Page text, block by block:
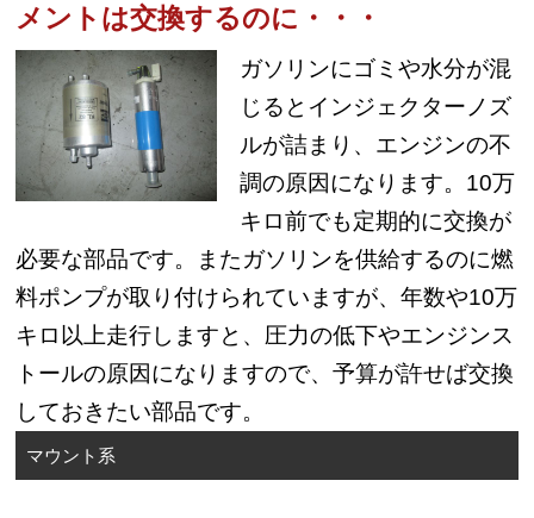
メントは交換するのに・・・
ガソリンにゴミや水分が混
じるとインジェクターノズ
ルが詰まり、エンジンの不
調の原因になります。10万
キロ前でも定期的に交換が
必要な部品です。またガソリンを供給するのに燃
料ポンプが取り付けられていますが、年数や10万
キロ以上走行しますと、圧力の低下やエンジンス
トールの原因になりますので、予算が許せば交換
しておきたい部品です。
マウント系